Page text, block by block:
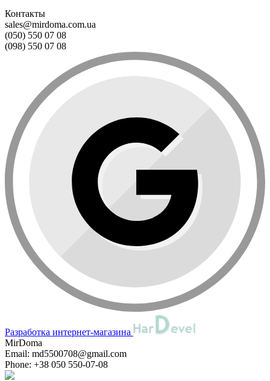
Контакты
sales@mirdoma.com.ua
(050) 550 07 08
(098) 550 07 08
Разработка интернет-магазина
MirDoma
Email: md5500708@gmail.com
Phone: +38 050 550-07-08